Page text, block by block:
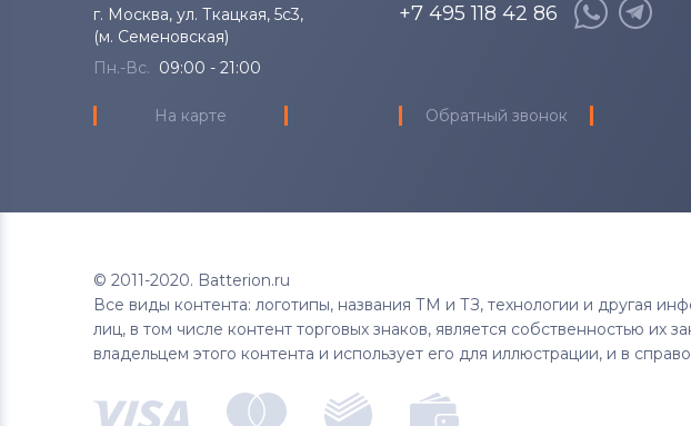
г. Москва, ул. Ткацкая, 5с3,
(м. Семеновская)
Пн.-Вс. 09:00 - 21:00
На карте
+7 495 118 42 86
Обратный звонок
© 2011-2020. Batterion.ru
Все виды контента: логотипы, названия ТМ и ТЗ, технологии и другая
лиц, в том числе контент торговых знаков, является собственностью их
владельцем этого контента и использует его для иллюстрации, и в